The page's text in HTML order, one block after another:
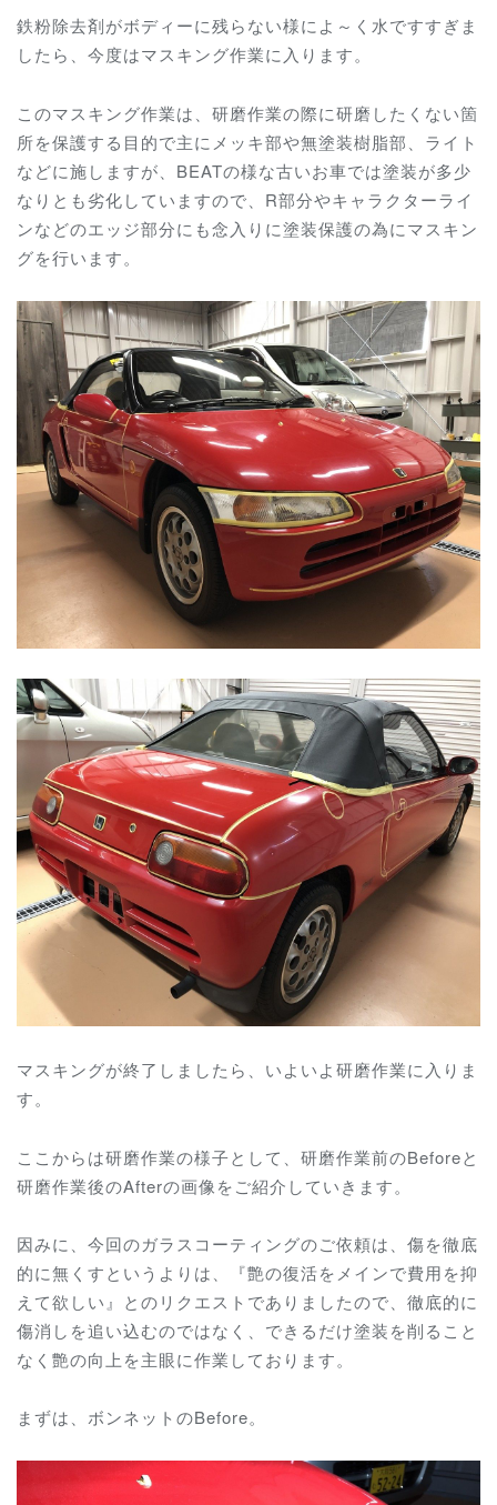
鉄粉除去剤がボディーに残らない様によ～く水ですすぎま
したら、今度はマスキング作業に入ります。
このマスキング作業は、研磨作業の際に研磨したくない箇
所を保護する目的で主にメッキ部や無塗装樹脂部、ライト
などに施しますが、BEATの様な古いお車では塗装が多少
なりとも劣化していますので、R部分やキャラクターライ
ンなどのエッジ部分にも念入りに塗装保護の為にマスキン
グを行います。
マスキングが終了しましたら、いよいよ研磨作業に入りま
す。
ここからは研磨作業の様子として、研磨作業前のBeforeと
研磨作業後のAfterの画像をご紹介していきます。
因みに、今回のガラスコーティングのご依頼は、傷を徹底
的に無くすというよりは、『艶の復活をメインで費用を抑
えて欲しい』とのリクエストでありましたので、徹底的に
傷消しを追い込むのではなく、できるだけ塗装を削ること
なく艶の向上を主眼に作業しております。
まずは、ボンネットのBefore。